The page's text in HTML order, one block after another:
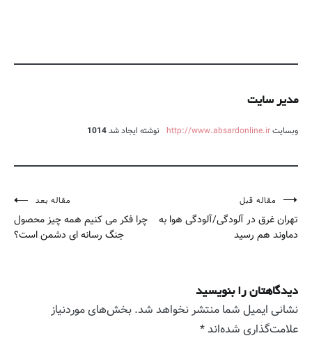
مدیر سایت
وبسایتhttp://www.absardonline.ir نوشته ایجاد شد1014
راهبری
نوشته
مقاله قبل
تهران غرق در آلودگی/آلودگی هوا به
دماوند هم رسید
مقاله بعد
چرا فکر می کنیم همه چیز محصول
جنگ رسانه ای دشمن است؟
دیدگاهتان را بنویسید
نشانی ایمیل شما منتشر نخواهد شد. بخش‌های موردنیاز
علامت‌گذاری شده‌اند*